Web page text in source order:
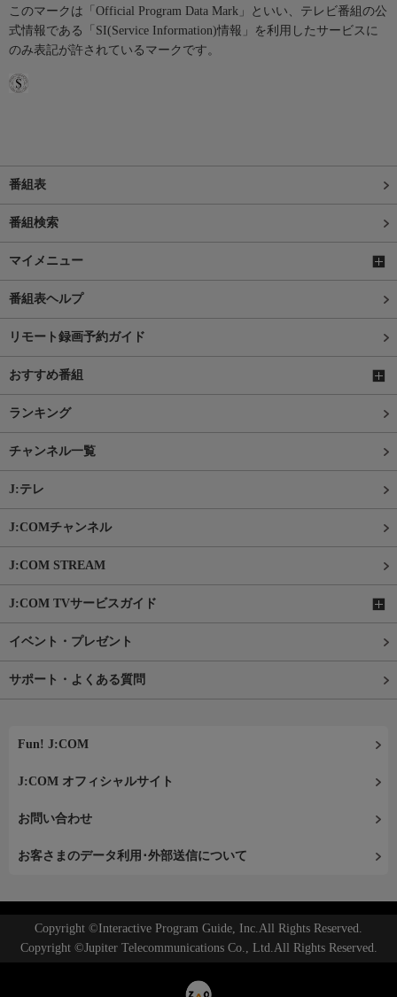
このマークは「Official Program Data Mark」といい、テレビ番組の公
式情報である「SI(Service Information)情報」を利用したサービスに
のみ表記が許されているマークです。
番組表
番組検索
マイメニュー
番組表ヘルプ
リモート録画予約ガイド
おすすめ番組
ランキング
チャンネル一覧
J:テレ
J:COMチャンネル
J:COM STREAM
J:COM TVサービスガイド
イベント・プレゼント
サポート・よくある質問
Fun! J:COM
J:COM オフィシャルサイト
お問い合わせ
お客さまのデータ利用･外部送信について
Copyright ©Interactive Program Guide, Inc.All Rights Reserved.
Copyright ©Jupiter Telecommunications Co., Ltd.All Rights Reserved.